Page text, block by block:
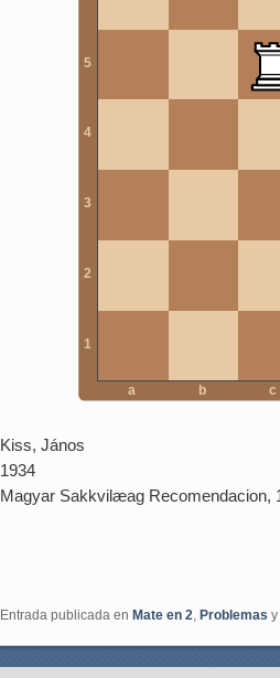
5
4
3
2
1
a b c
Kiss, János
1934
Magyar Sakkvilæag Recomendacion,
Entrada publicada en Mate en 2, Problemas